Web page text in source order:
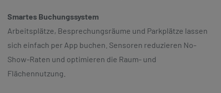
Smartes Buchungssystem
Arbeitsplätze, Besprechungsräume und Parkplätze lassen
sich einfach per App buchen. Sensoren reduzieren No-
Show-Raten und optimieren die Raum- und
Flächennutzung.